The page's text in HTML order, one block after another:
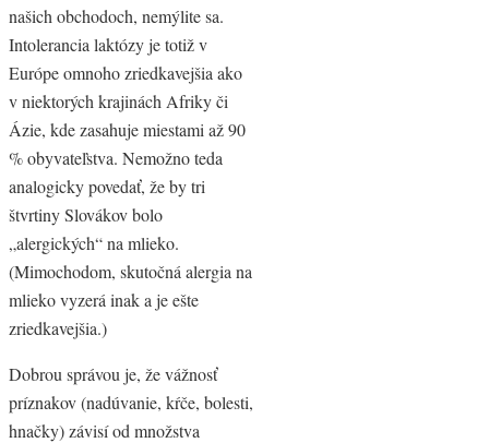
našich obchodoch, nemýlite sa.
Intolerancia laktózy je totiž v
Európe omnoho zriedkavejšia ako
v niektorých krajinách Afriky či
Ázie, kde zasahuje miestami až 90
% obyvateľstva. Nemožno teda
analogicky povedať, že by tri
štvrtiny Slovákov bolo
„alergických“ na mlieko.
(Mimochodom, skutočná alergia na
mlieko vyzerá inak a je ešte
zriedkavejšia.)
Dobrou správou je, že vážnosť
príznakov (nadúvanie, kŕče, bolesti,
hnačky) závisí od množstva